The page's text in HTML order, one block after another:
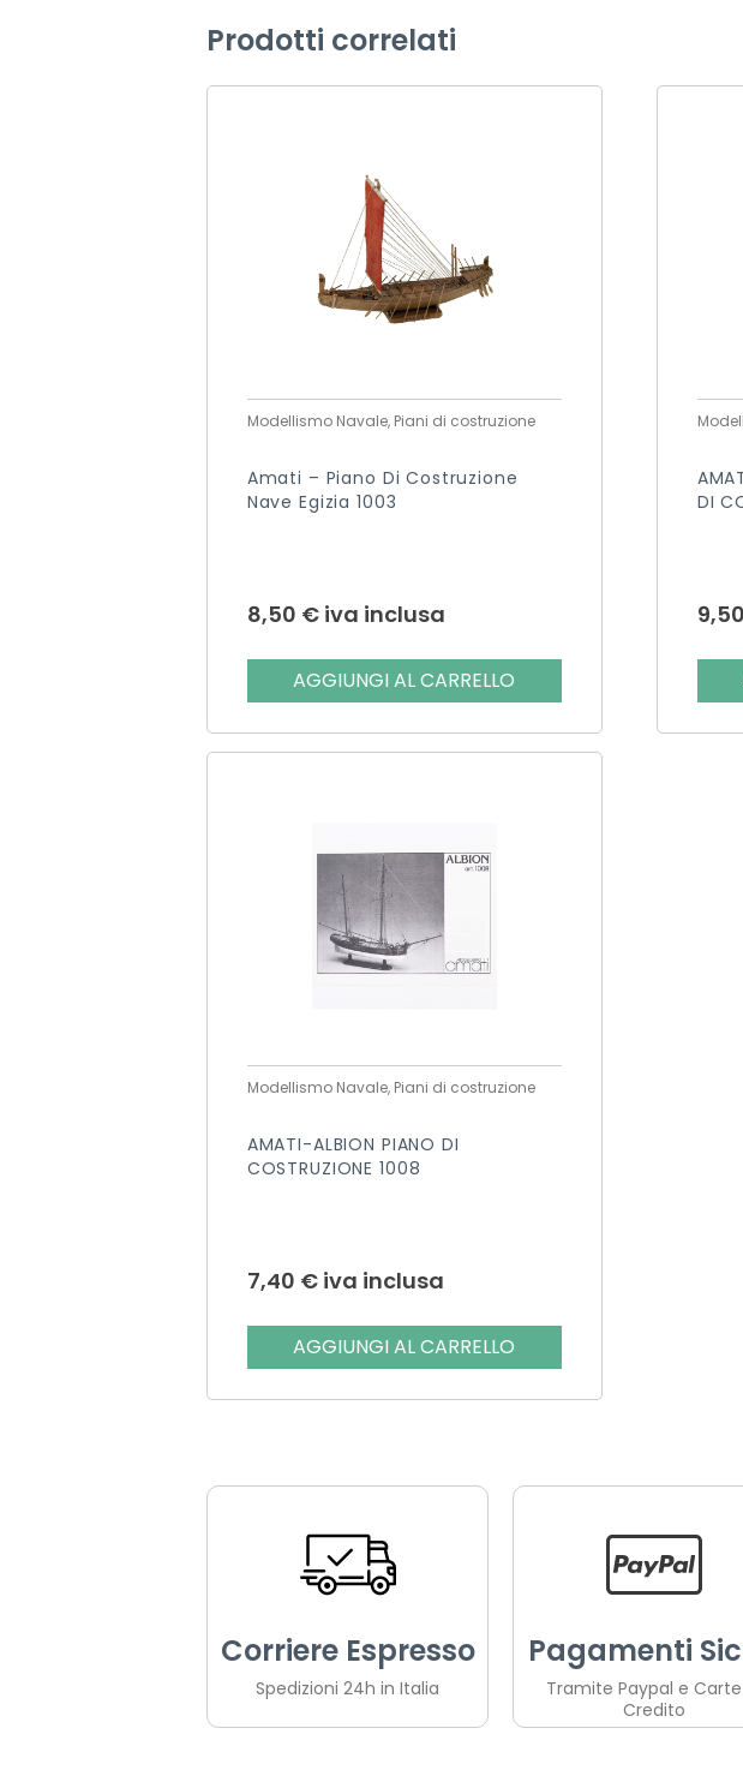
Prodotti correlati
Modellismo Navale, Piani di costruzione
Amati – Piano Di Costruzione
Nave Egizia 1003
8,50 € iva inclusa
AGGIUNGI AL CARRELLO
DI
9,50
Modellismo Navale, Piani di costruzione
AMATI-ALBION PIANO DI
COSTRUZIONE 1008
7,40 € iva inclusa
AGGIUNGI AL CARRELLO
Corriere Espresso
Spedizioni 24h in Italia
Pagamenti
Tramite Paypal e
Credito